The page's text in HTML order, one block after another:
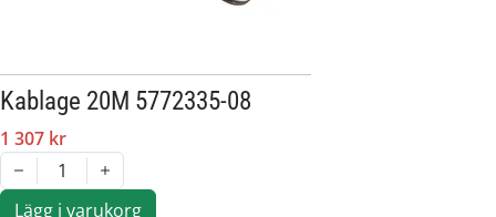
Kablage 20M 5772335-08
1 307 kr
1
Lägg i varukorg